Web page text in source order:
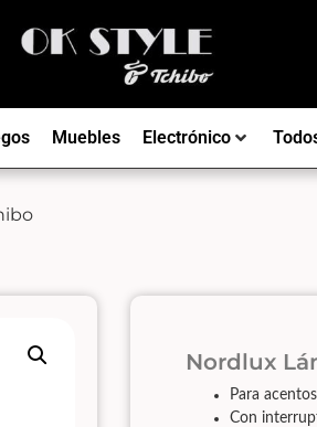
Muebles Electrónico
Nordlux
Para
Con